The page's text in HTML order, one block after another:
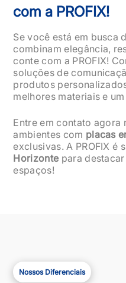
com a PROFIX!
Se você está em busca
combinam elegância,
conte com a PROFIX!
soluções de
produtos
melhores materiais e
Entre em contato agora
ambientes com placas
exclusivas. A PROFIX é
Horizonte para
espaços!
Nossos Diferenciais